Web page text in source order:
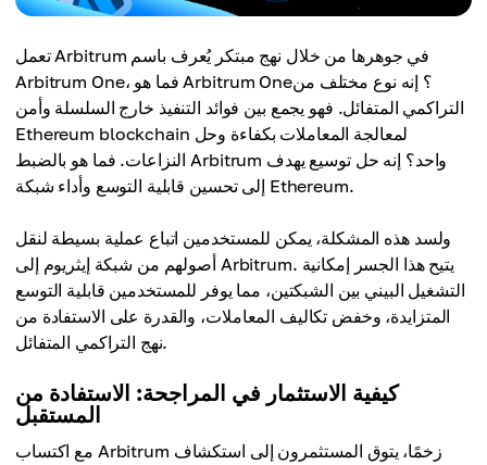
تعمل Arbitrum في جوهرها من خلال نهج مبتكر يُعرف باسم
Arbitrum One، فما هو Arbitrum One؟ إنه نوع مختلف من
التراكمي المتفائل. فهو يجمع بين فوائد التنفيذ خارج السلسلة وأمن
Ethereum blockchain لمعالجة المعاملات بكفاءة وحل
النزاعات. فما هو بالضبط Arbitrum واحد؟ إنه حل توسيع يهدف
إلى تحسين قابلية التوسع وأداء شبكة Ethereum.
ولسد هذه المشكلة، يمكن للمستخدمين اتباع عملية بسيطة لنقل
أصولهم من شبكة إيثريوم إلى Arbitrum. يتيح هذا الجسر إمكانية
التشغيل البيني بين الشبكتين، مما يوفر للمستخدمين قابلية التوسع
المتزايدة، وخفض تكاليف المعاملات، والقدرة على الاستفادة من
نهج التراكمي المتفائل.
كيفية الاستثمار في المراجحة: الاستفادة من
المستقبل
مع اكتساب Arbitrum زخمًا، يتوق المستثمرون إلى استكشاف